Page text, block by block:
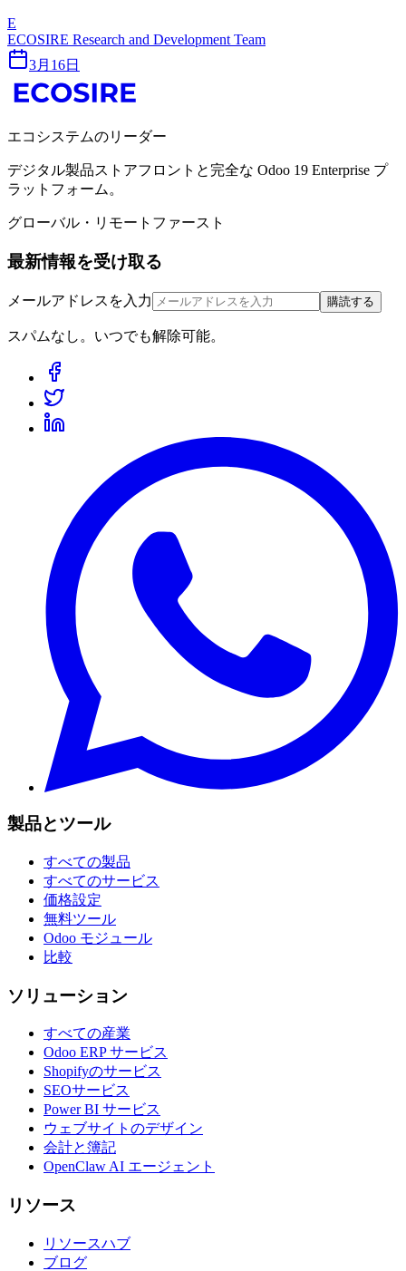
E
ECOSIRE Research and Development Team
3月16日
エコシステムのリーダー
デジタル製品ストアフロントと完全な Odoo 19 Enterprise プ
ラットフォーム。
グローバル・リモートファースト
最新情報を受け取る
メールアドレスを入力 購読する
スパムなし。いつでも解除可能。
製品とツール
すべての製品
すべてのサービス
価格設定
無料ツール
Odoo モジュール
比較
ソリューション
すべての産業
Odoo ERP サービス
Shopifyのサービス
SEOサービス
Power BI サービス
ウェブサイトのデザイン
会計と簿記
OpenClaw AI エージェント
リソース
リソースハブ
ブログ